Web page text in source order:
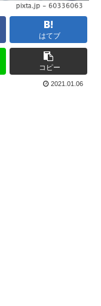
はてブ
コピー
2021.01.06